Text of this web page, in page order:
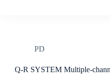
PD
Q-R SYSTEM Multiple-